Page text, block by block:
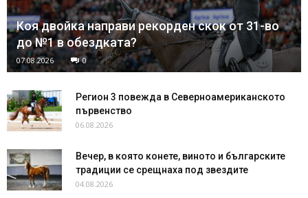
Коя двойка направи рекорден скок от 31-во
до №1 в обездката?
07.08.2026 0
Регион 3 повежда в Северноамериканското
първенство
06.08.2026
Вечер, в която конете, виното и българските
традиции се срещнаха под звездите
04.08.2026